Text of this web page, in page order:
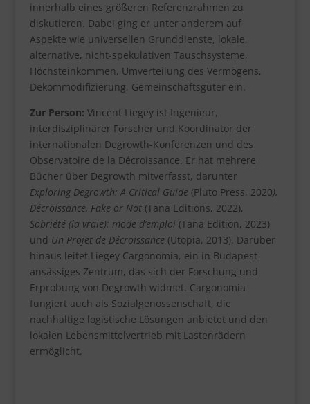
innerhalb eines größeren Referenzrahmen zu
diskutieren. Dabei ging er unter anderem auf
Aspekte wie universellen Grunddienste, lokale,
alternative, nicht-spekulativen Tauschsysteme,
Höchsteinkommen, Umverteilung des Vermögens,
Dekommodifizierung, Gemeinschaftsgüter ein.
Zur Person: Vincent Liegey ist Ingenieur,
interdisziplinärer Forscher und Koordinator der
internationalen Degrowth-Konferenzen und des
Observatoire de la Décroissance. Er hat mehrere
Bücher über Degrowth mitverfasst, darunter
Exploring Degrowth: A Critical Guide (Pluto Press, 2020),
Décroissance, Fake or Not(Tana Editions, 2022),
Sobriété (la vraie): mode d’emploi (Tana Edition, 2023)
und Un Projet de Décroissance (Utopia, 2013). Darüber
hinaus leitet Liegey Cargonomia, ein in Budapest
ansässiges Zentrum, das sich der Forschung und
Erprobung von Degrowth widmet. Cargonomia
fungiert auch als Sozialgenossenschaft, die
nachhaltige logistische Lösungen anbietet und den
lokalen Lebensmittelvertrieb mit Lastenrädern
ermöglicht.